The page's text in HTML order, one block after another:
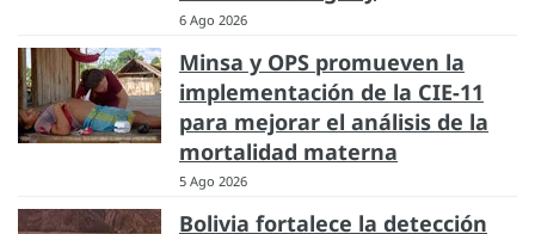
6 Ago 2026
Minsa y OPS promueven la
implementación de la CIE-11
para mejorar el análisis de la
mortalidad materna
5 Ago 2026
Bolivia fortalece la detección